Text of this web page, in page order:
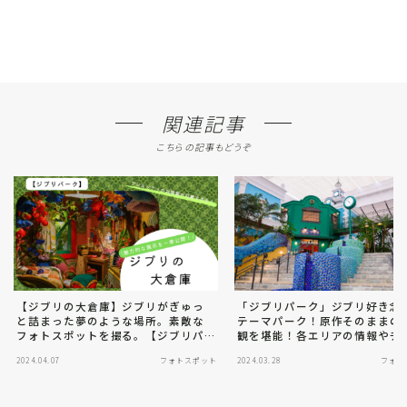
関連記事
こちらの記事もどうぞ
【ジブリの大倉庫】ジブリがぎゅっ
と詰まった夢のような場所。素敵な
フォトスポットを撮る。【ジブリパ
2024.04.07 フォトスポット
「ジブリパーク」ジブリ好き念
テーマパーク！原作そのままの
観を堪能！各エリアの情報やチ
2024.03.28 フォ